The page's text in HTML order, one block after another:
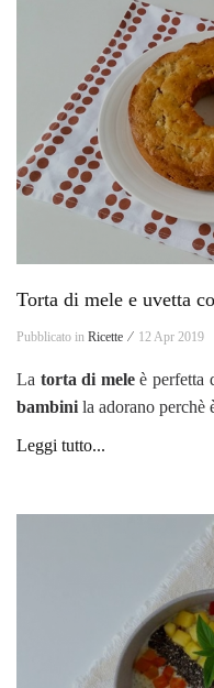
Torta di mele e uvetta
Pubblicato in Ricette ⁄ 12 Apr 2019
La torta di meleè perfetta
bambini la adorano perchè
Leggi tutto...